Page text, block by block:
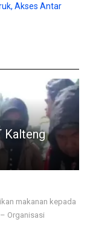
Akses Antar
Kalteng
makanan kepada
Organisasi